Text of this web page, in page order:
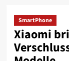
SmartPhone
Xiaomi